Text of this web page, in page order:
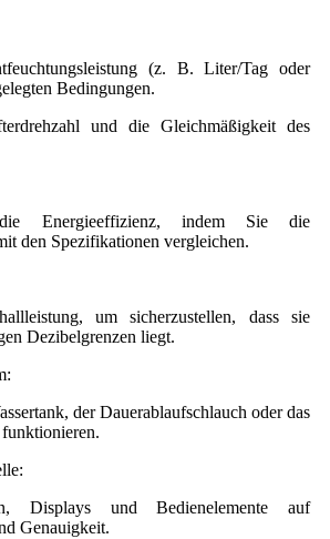
(z. B. Liter/Tag oder
Bedingungen.
und die Gleichmäßigkeit des
Energieeffizienz, indem Sie die
den Spezifikationen vergleichen.
um sicherzustellen, dass sie
Dezibelgrenzen liegt.
der Dauerablaufschlauch oder das
Displays und Bedienelemente auf
Genauigkeit.